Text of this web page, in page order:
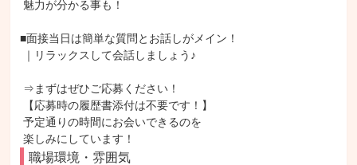
■面接当日は簡単な質問とお話しがメイン！
楽しみにしています！
職場環境・雰囲気